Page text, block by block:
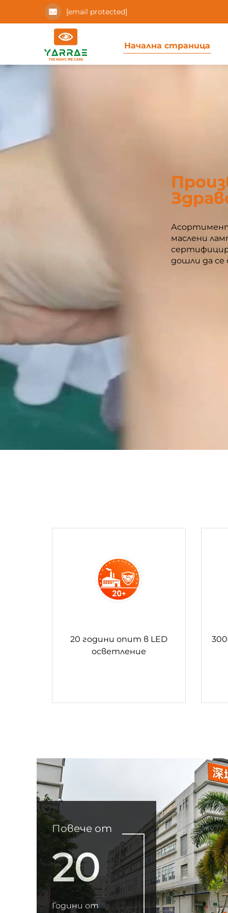
[email protected]
Начална страница
маслени
дошли да се
20 години опит в LED
осветление
Повече от
20
Години от